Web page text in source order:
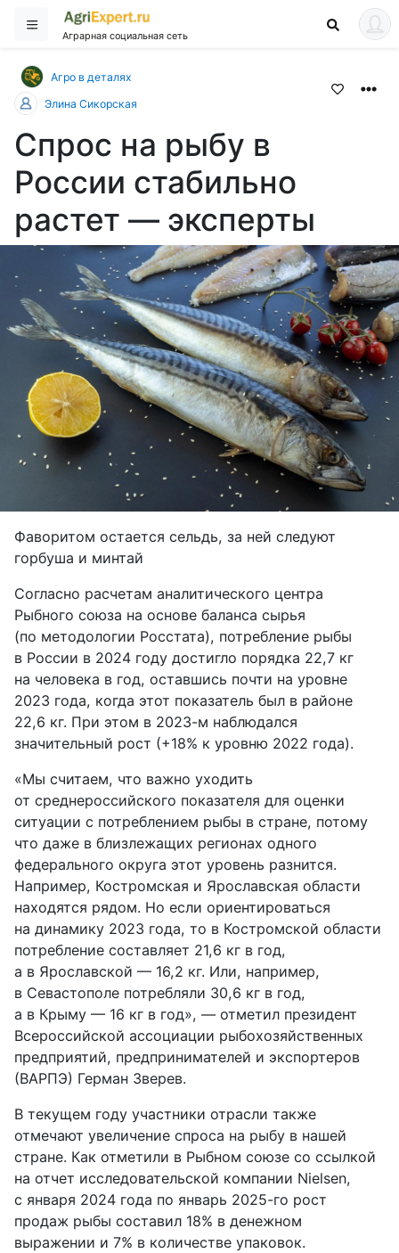
Аграрная социальная сеть
Агро в деталях
Элина Сикорская
Спрос на рыбу в
России стабильно
растет — эксперты
Фаворитом остается сельдь, за ней следуют
горбуша и минтай
Согласно расчетам аналитического центра
Рыбного союза на основе баланса сырья
(по методологии Росстата), потребление рыбы
в России в 2024 году достигло порядка 22,7 кг
на человека в год, оставшись почти на уровне
2023 года, когда этот показатель был в районе
22,6 кг. При этом в 2023-м наблюдался
значительный рост (+18% к уровню 2022 года).
«Мы считаем, что важно уходить
от среднероссийского показателя для оценки
ситуации с потреблением рыбы в стране, потому
что даже в близлежащих регионах одного
федерального округа этот уровень разнится.
Например, Костромская и Ярославская области
находятся рядом. Но если ориентироваться
на динамику 2023 года, то в Костромской области
потребление составляет 21,6 кг в год,
а в Ярославской — 16,2 кг. Или, например,
в Севастополе потребляли 30,6 кг в год,
а в Крыму — 16 кг в год», — отметил президент
Всероссийской ассоциации рыбохозяйственных
предприятий, предпринимателей и экспортеров
(ВАРПЭ) Герман Зверев.
В текущем году участники отрасли также
отмечают увеличение спроса на рыбу в нашей
стране. Как отметили в Рыбном союзе со ссылкой
на отчет исследовательской компании Nielsen,
с января 2024 года по январь 2025-го рост
продаж рыбы составил 18% в денежном
выражении и 7% в количестве упаковок.